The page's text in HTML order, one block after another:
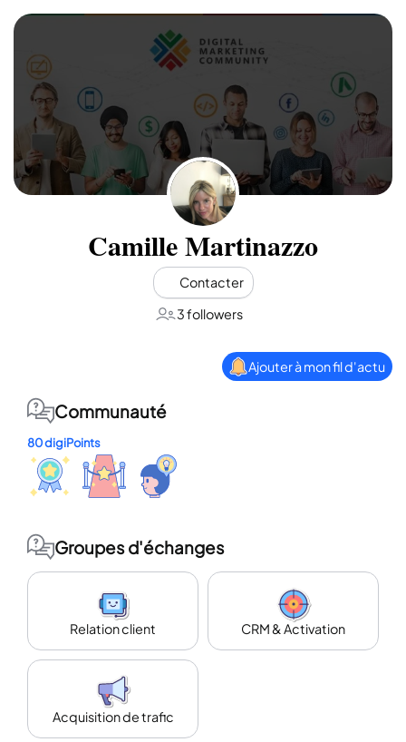
Camille Martinazzo
Contacter
3 followers
Ajouter à mon fil d'actu
Communauté
80 digiPoints
Groupes d'échanges
Relation client CRM & Activation
Acquisition de trafic